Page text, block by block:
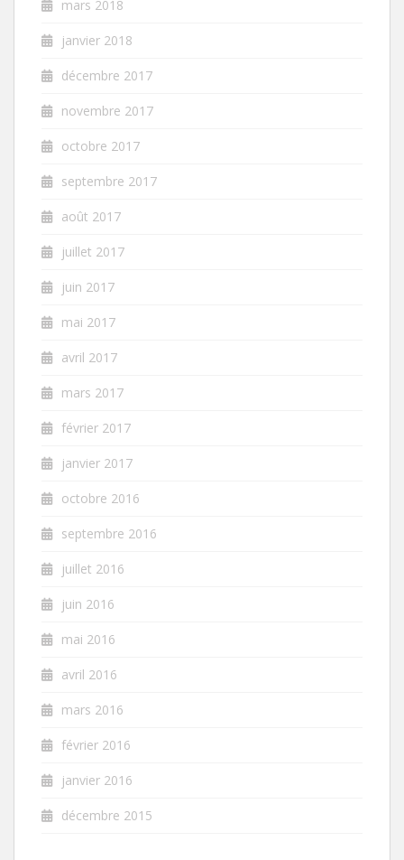
mars 2018
janvier 2018
décembre 2017
novembre 2017
octobre 2017
septembre 2017
août 2017
juillet 2017
juin 2017
mai 2017
avril 2017
mars 2017
février 2017
janvier 2017
octobre 2016
septembre 2016
juillet 2016
juin 2016
mai 2016
avril 2016
mars 2016
février 2016
janvier 2016
décembre 2015